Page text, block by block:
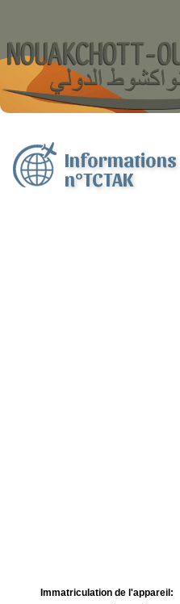
n°TCTAK
Immatriculation de l'appareil: